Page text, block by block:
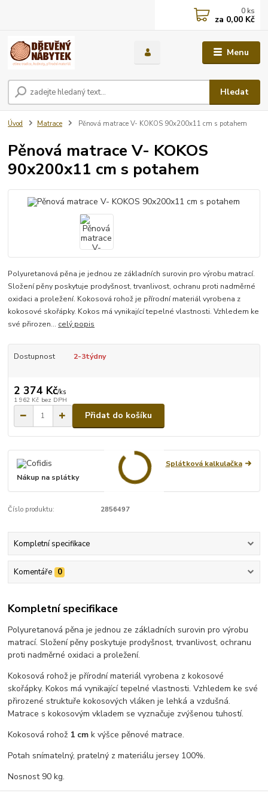
Menu
Hledat
0 ks
za 0,00 Kč
Úvod Matrace Pěnová matrace V- KOKOS 90x200x11 cm s potahem
Pěnová matrace V- KOKOS
90x200x11 cm s potahem
Polyuretanová pěna je jednou ze základních surovin pro výrobu matrací.
Složení pěny poskytuje prodyšnost, trvanlivost, ochranu proti nadměrné
oxidaci a proležení. Kokosová rohož je přírodní materiál vyrobena z
kokosové skořápky. Kokos má vynikající tepelné vlastnosti. Vzhledem ke
své přirozen... celý popis
Dostupnost 2-3týdny
2 374 Kč/ks
1 962 Kč bez DPH
Přidat do košíku
Splátková kalkulačka
Nákup na splátky
Číslo produktu: 2856497
Kompletní specifikace
Komentáře 0
Kompletní specifikace
Polyuretanová pěna je jednou ze základních surovin pro výrobu
matrací. Složení pěny poskytuje prodyšnost, trvanlivost, ochranu
proti nadměrné oxidaci a proležení.
Kokosová rohož je přírodní materiál vyrobena z kokosové
skořápky. Kokos má vynikající tepelné vlastnosti. Vzhledem ke své
přirozené struktuře kokosových vláken je lehká a vzdušná.
Matrace s kokosovým vkladem se vyznačuje zvýšenou tuhostí.
Kokosová rohož 1 cm k výšce pěnové matrace.
Potah snímatelný, pratelný z materiálu jersey 100%.
Nosnost 90 kg.